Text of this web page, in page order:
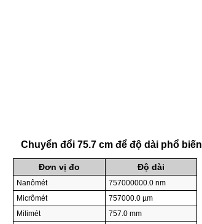
Chuyển đổi 75.7 cm để độ dài phổ biến
Đơn vị đo Độ dài
Nanômét
757000000.0 nm
Micrômét
757000.0 µm
Milimét
757.0 mm